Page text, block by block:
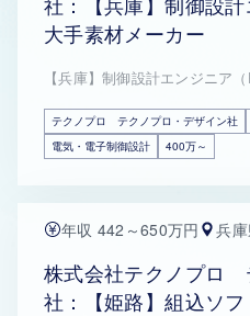
大手素材メーカー
【兵庫】制御設計エンジニア
テクノプロ テクノプロ・デザイン社
電気・電子制御設計
400万～
年収 442～650万円 兵
株式会社テクノプロ
社：【姫路】組込ソ